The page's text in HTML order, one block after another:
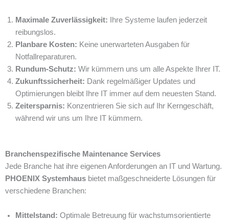
Maximale Zuverlässigkeit: Ihre Systeme laufen jederzeit
reibungslos.
Planbare Kosten: Keine unerwarteten Ausgaben für
Notfallreparaturen.
Rundum-Schutz: Wir kümmern uns um alle Aspekte Ihrer IT.
Zukunftssicherheit: Dank regelmäßiger Updates und
Optimierungen bleibt Ihre IT immer auf dem neuesten Stand.
Zeitersparnis: Konzentrieren Sie sich auf Ihr Kerngeschäft,
während wir uns um Ihre IT kümmern.
Branchenspezifische Maintenance Services
Jede Branche hat ihre eigenen Anforderungen an IT und Wartung.
PHOENIX Systemhaus bietet maßgeschneiderte Lösungen für
verschiedene Branchen:
Mittelstand: Optimale Betreuung für wachstumsorientierte